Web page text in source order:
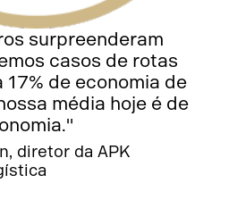
surpreenderam
casos de rotas
17% de economia de
média hoje é de
diretor da APK